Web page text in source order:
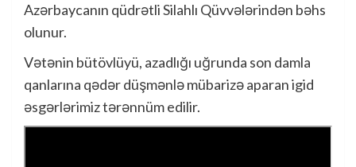
Azərbaycanın qüdrətli Silahlı Qüvvələrindən bəhs
olunur.
Vətənin bütövlüyü, azadlığı uğrunda son damla
qanlarına qədər düşmənlə mübarizə aparan igid
əsgərlərimiz tərənnüm edilir.